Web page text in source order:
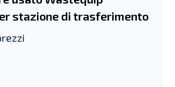
stazione di trasferimento
su dispositivo mobile